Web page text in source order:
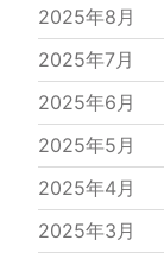
2025年8月
2025年7月
2025年6月
2025年5月
2025年4月
2025年3月